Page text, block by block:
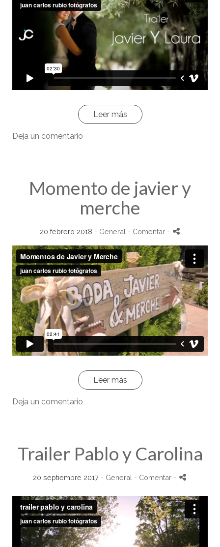
Leer más
Deja un comentario
Momento de javier y
merche
20 febrero 2018 - General - Comentar -
Leer más
Deja un comentario
Trailer Pablo y Carolina
20 septiembre 2017 - General - Comentar -